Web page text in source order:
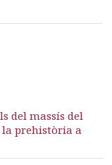
del massís del
la prehistòria a